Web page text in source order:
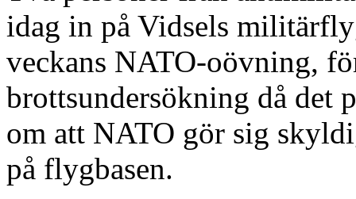
idag in på Vidsels
veckans NATO-oövning,
brottsundersökning då det
om att NATO gör sig
på flygbasen.